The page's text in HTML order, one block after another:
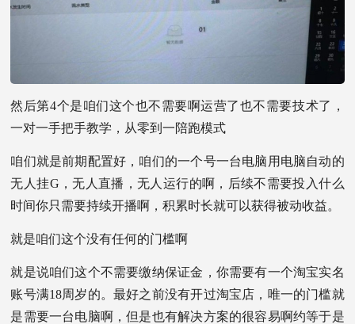
然后第4个是咱们这个也不需要啊运营了也不需要技术了，
一对一手把手教学，从零到一陪跑模式
咱们就是前期配置好，咱们的一个号一台电脑用电脑自动的
无人挂G，无人直播，无人运行的啊，后续不需要投入什么
时间你只需要持续开播啊，积累时长就可以获得被动收益。
就是咱们这个没有任何的门槛啊
就是说咱们这个不需要缴纳保证金，你需要有一个淘宝实名
账号满18周岁的。最好之前没有开过淘宝店，唯一的门槛就
是需要一台电脑啊，但是也有解决方案的很容易啊约等于是